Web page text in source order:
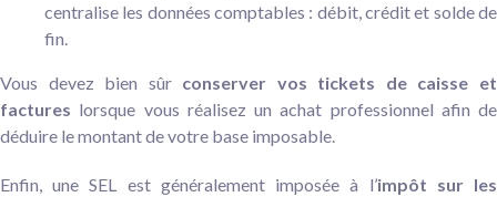
centralise les données comptables : débit, crédit et solde de
fin.
Vous devez bien sûrconserver vos tickets de caisse et
factures lorsque vous réalisez un achat professionnel afin de
déduire le montant de votre base imposable.
Enfin, une SEL est généralement imposée à l’impôt sur les